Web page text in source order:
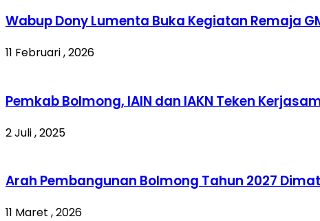
Wabup Dony Lumenta Buka Kegiatan Remaja
11 Februari , 2026
Pemkab Bolmong, IAIN dan IAKN Teken
2 Juli , 2025
Arah Pembangunan Bolmong Tahun 2027
11 Maret , 2026